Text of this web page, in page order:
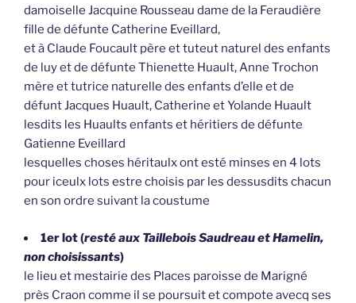
damoiselle Jacquine Rousseau dame de la Feraudière
fille de défunte Catherine Eveillard,
et à Claude Foucault père et tuteut naturel des enfants
de luy et de défunte Thienette Huault, Anne Trochon
mère et tutrice naturelle des enfants d’elle et de
défunt Jacques Huault, Catherine et Yolande Huault
lesdits les Huaults enfants et héritiers de défunte
Gatienne Eveillard
lesquelles choses héritaulx ont esté minses en 4 lots
pour iceulx lots estre choisis par les dessusdits chacun
en son ordre suivant la coustume
1er lot (resté aux Taillebois Saudreau et Hamelin,
non choisissants)
le lieu et mestairie des Places paroisse de Marigné
près Craon comme il se poursuit et compote avecq ses